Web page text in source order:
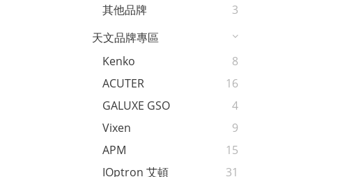
其他品牌
3
天文品牌專區
Kenko
8
ACUTER
16
GALUXE GSO
4
Vixen
9
APM
15
IOptron 艾頓
31